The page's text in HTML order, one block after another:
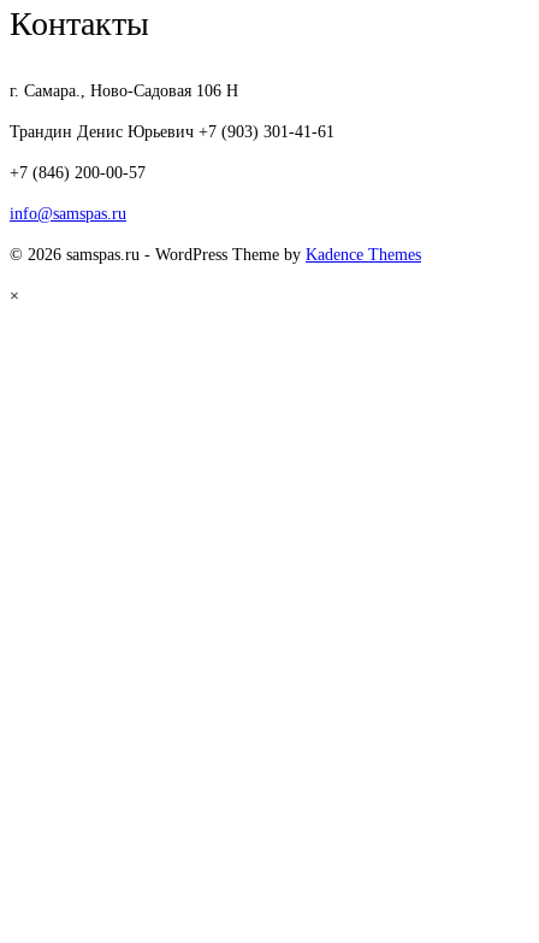
Контакты
г. Самара., Ново-Садовая 106 Н
Трандин Денис Юрьевич +7 (903) 301-41-61
+7 (846) 200-00-57
info@samspas.ru
© 2026 samspas.ru - WordPress Theme by Kadence Themes
×